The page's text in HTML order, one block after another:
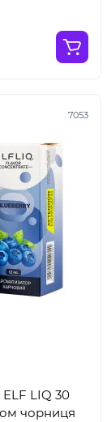
7053
LIQ 30
чорниця